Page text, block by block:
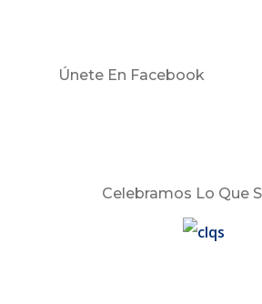
Únete En Facebook
Celebramos Lo Que